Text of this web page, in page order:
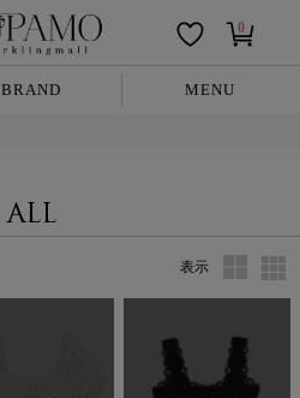
0
BRAND MENU
ALL
表示